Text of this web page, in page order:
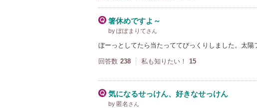
箸休めですよ～
by ぽぽまりてさん
ぼーっとしてたら当たっててびっくりしました。太
回答数 238 私も知りたい！ 15
気になるせっけん、好きなせっけん
by 匿名 さん